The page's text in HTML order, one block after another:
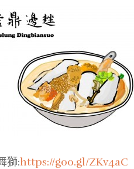
獅:https://goo.gl/ZKv4aC